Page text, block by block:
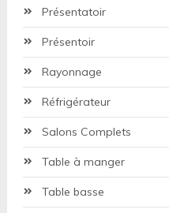
Présentatoir
Présentoir
Rayonnage
Réfrigérateur
Salons Complets
Table à manger
Table basse